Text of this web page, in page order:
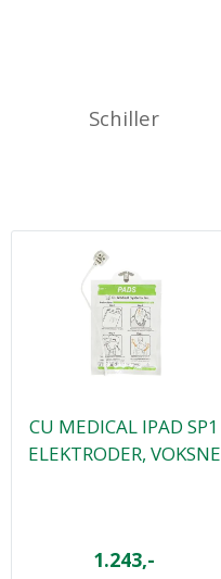
Schiller
CU MEDICAL IPAD SP1
ELEKTRODER, VOKSNE
1.243,-